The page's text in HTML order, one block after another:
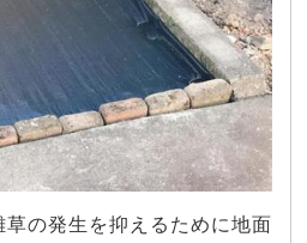
草の発生を抑えるために地面